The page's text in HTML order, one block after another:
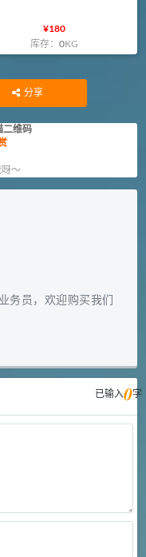
¥180
库存：0KG
分享
二维码
～
务员，欢迎购买我们
已输入0字